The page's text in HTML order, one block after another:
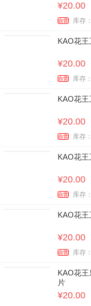
¥20.00
自营
KAO花王
¥20.00
自营
KAO花
¥20.00
自营
KAO花王
¥20.00
自营
KAO花王
¥20.00
自营
KAO花
片
¥20.00